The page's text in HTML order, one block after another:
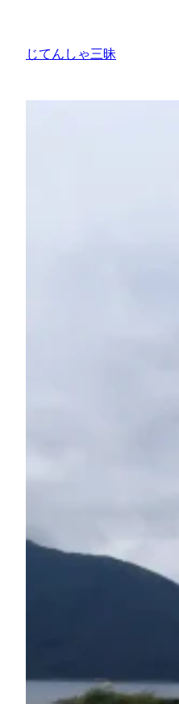
じてんしゃ三昧